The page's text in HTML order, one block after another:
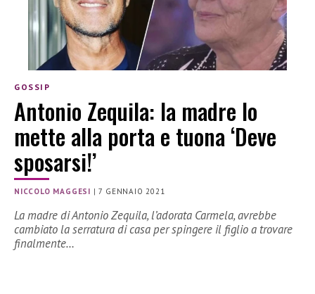
GOSSIP
Antonio Zequila: la madre lo
mette alla porta e tuona ‘Deve
sposarsi!’
NICCOLO MAGGESI |7 GENNAIO 2021
La madre di Antonio Zequila, l’adorata Carmela, avrebbe
cambiato la serratura di casa per spingere il figlio a trovare
finalmente…